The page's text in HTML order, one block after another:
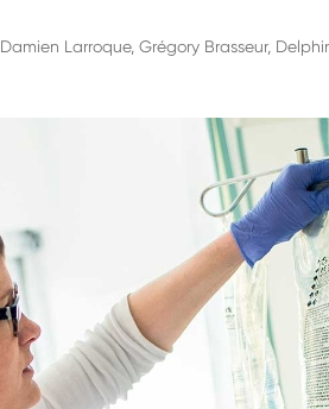
Damien Larroque, Grégory Brasseur,